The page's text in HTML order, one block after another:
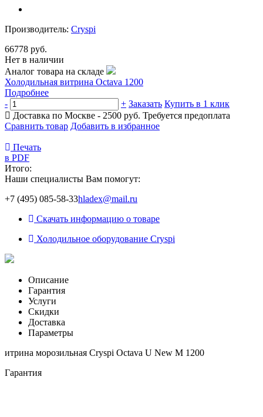
Производитель: Cryspi
66778 руб.
Нет в наличии
Аналог товара на складе
Холодильная витрина Octava 1200
Подробнее
-
+ Заказать Купить в 1 клик
Доставка по Москве - 2500 руб. Требуется предоплата
Сравнить товар Добавить в избранное
Печать
в PDF
Итого:
Наши специалисты Вам помогут:
+7 (495) 085-58-33hladex@mail.ru
Скачать информацию о товаре
Холодильное оборудование Cryspi
Описание
Гарантия
Услуги
Скидки
Доставка
Параметры
итрина морозильная Cryspi Octava U New M 1200
Гарантия